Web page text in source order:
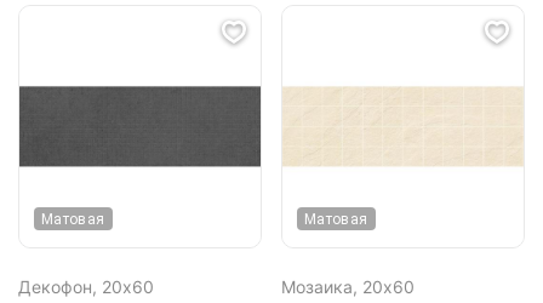
Матовая
Декофон, 20х60
Матовая
Мозаика, 20х60